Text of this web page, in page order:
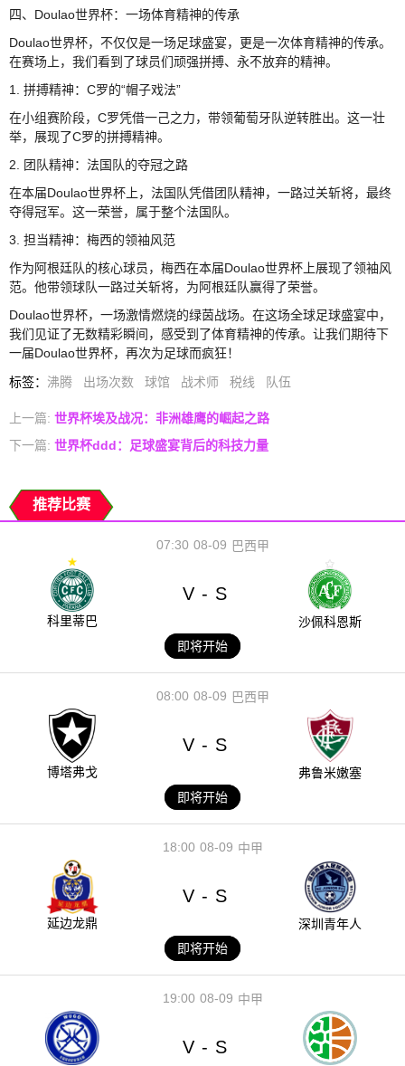
四、Doulao世界杯：一场体育精神的传承
Doulao世界杯，不仅仅是一场足球盛宴，更是一次体育精神的传承。
在赛场上，我们看到了球员们顽强拼搏、永不放弃的精神。
1. 拼搏精神：C罗的“帽子戏法”
在小组赛阶段，C罗凭借一己之力，带领葡萄牙队逆转胜出。这一壮
举，展现了C罗的拼搏精神。
2. 团队精神：法国队的夺冠之路
在本届Doulao世界杯上，法国队凭借团队精神，一路过关斩将，最终
夺得冠军。这一荣誉，属于整个法国队。
3. 担当精神：梅西的领袖风范
作为阿根廷队的核心球员，梅西在本届Doulao世界杯上展现了领袖风
范。他带领球队一路过关斩将，为阿根廷队赢得了荣誉。
Doulao世界杯，一场激情燃烧的绿茵战场。在这场全球足球盛宴中，
我们见证了无数精彩瞬间，感受到了体育精神的传承。让我们期待下
一届Doulao世界杯，再次为足球而疯狂！
标签： 沸腾 出场次数 球馆 战术师 税线 队伍
上一篇: 世界杯埃及战况：非洲雄鹰的崛起之路
下一篇: 世界杯ddd：足球盛宴背后的科技力量
推荐比赛
08-09
07:30 巴西甲
科里蒂巴
V - S
沙佩科恩斯
即将开始
08-09
08:00 巴西甲
博塔弗戈
V - S
弗鲁米嫩塞
即将开始
08-09
18:00 中甲
延边龙鼎
V - S
深圳青年人
即将开始
08-09
19:00 中甲
V - S